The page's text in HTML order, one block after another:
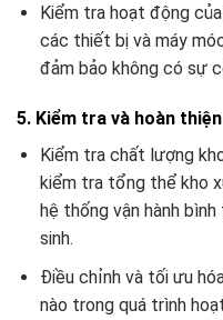
Kiểm tra hoạt động
các thiết bị và máy
đảm bảo không có sự
5. Kiểm tra và hoàn thiện
Kiểm tra chất lượng
kiểm tra tổng thể kho
hệ thống vận hành
sinh.
Điều chỉnh và tối ưu
nào trong quá trình